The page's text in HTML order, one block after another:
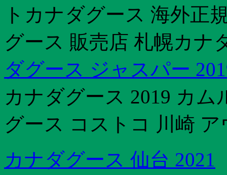
トカナダグース 海外正
グース 販売店 札幌カナ
ダグース ジャスパー
カナダグース 2019 カ
グース コストコ 川崎
カナダグース 仙台 2021